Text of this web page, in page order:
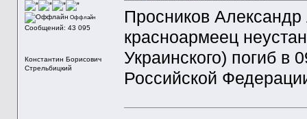
Оффлайн
Сообщений: 43 095
Константин Борисович
Стрельбицкий
Просников
красноармеец
Украинского) погиб в
Российской